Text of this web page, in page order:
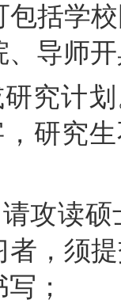
包括学
导师
究计
研究
攻读
者，须
；